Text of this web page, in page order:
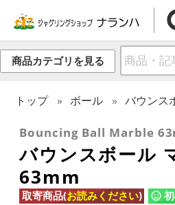
商品カテゴリを見る
トップ ボール バウンス
Bouncing Ball Marble
バウンスボール
63mm
取寄商品(お読みください)